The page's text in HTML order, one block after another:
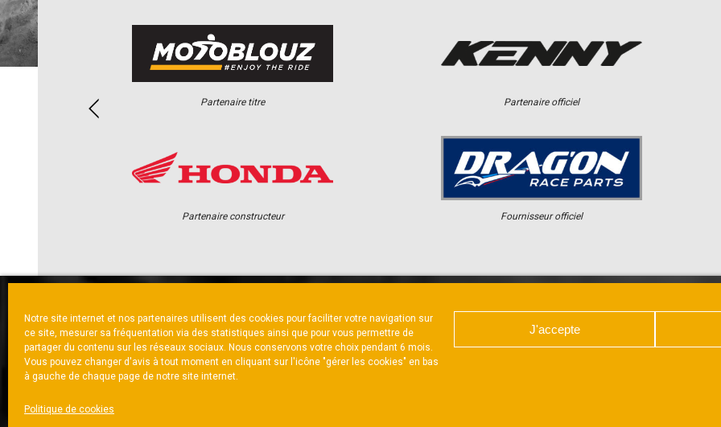
Notre site internet et nos partenaires utilisent des cookies pour faciliter votre navigation sur
ce site, mesurer sa fréquentation via des statistiques ainsi que pour vous permettre de
partager du contenu sur les réseaux sociaux. Nous conservons votre choix pendant 6 mois.
Vous pouvez changer d'avis à tout moment en cliquant sur l'icône "gérer les cookies" en bas
à gauche de chaque page de notre site internet.
J'accepte
Politique de cookies
Partenaire titre
Partenaire constructeur
Partenaire officiel
Fournisseur officiel
ACCUEIL ACTUS CALENDRIER CHAMPIONNAT
NOUS CONTACTER MENTIONS LÉGALES